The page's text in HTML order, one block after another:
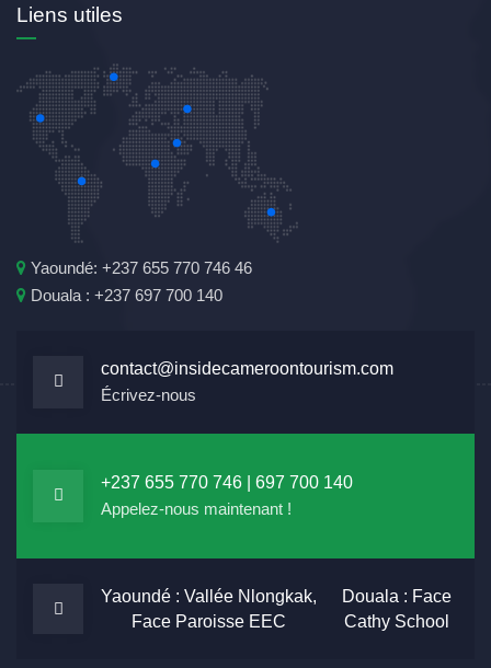
Liens utiles
Yaoundé: +237 655 770 746 46
Douala : +237 697 700 140
contact@insidecameroontourism.com
Écrivez-nous
+237 655 770 746 | 697 700 140
Appelez-nous maintenant !
Yaoundé : Vallée Nlongkak,
Face Paroisse EEC
Douala : Face
Cathy School